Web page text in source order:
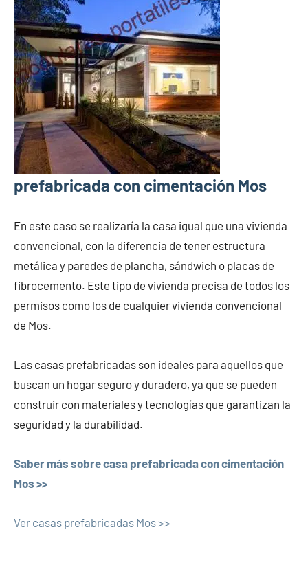
prefabricada con cimentación Mos
En este caso se realizaría la casa igual que una vivienda
convencional, con la diferencia de tener estructura
metálica y paredes de plancha, sándwich o placas de
fibrocemento. Este tipo de vivienda precisa de todos los
permisos como los de cualquier vivienda convencional
de Mos.
Las casas prefabricadas son ideales para aquellos que
buscan un hogar seguro y duradero, ya que se pueden
construir con materiales y tecnologías que garantizan la
seguridad y la durabilidad.
Saber más sobre casa prefabricada con cimentación
Mos >>
Ver casas prefabricadas Mos >>